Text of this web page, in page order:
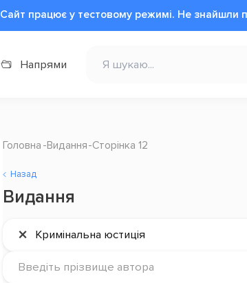
Сайт працює у тестовому режимі. Не знайшли
Напрями
Головна Видання Сторінка 12
Назад
Видання
× Кримінальна юстиція
Введіть прізвище автора